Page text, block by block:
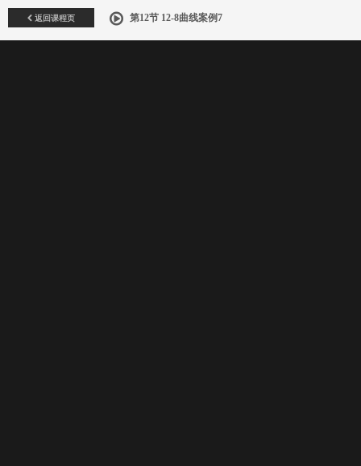
返回课程页 第12节 12-8曲线案例7